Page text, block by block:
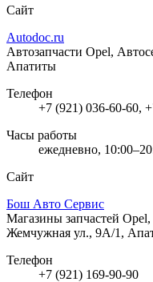
Сайт
Autodoc.ru
Автозапчасти Opel,
Апатиты
Телефон
+7 (921) 036-60-60,
Часы работы
ежедневно,
Сайт
Бош Авто Сервис
Магазины запчастей
Жемчужная ул., 9А/1,
Телефон
+7 (921) 169-90-90